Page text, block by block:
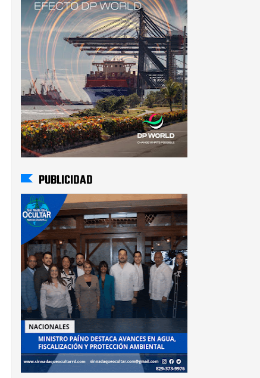
PUBLICIDAD